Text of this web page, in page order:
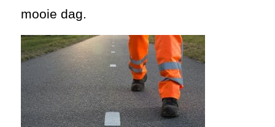
mooie dag.